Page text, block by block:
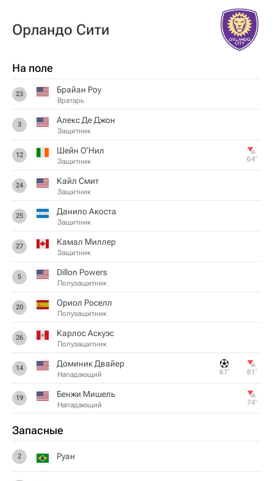
Орландо Сити
На поле
23 Брайан Роу
Вратарь
3 Алекс Де Джон
Защитник
12 Шейн О'Нил
Защитник 64‎’‎
24 Кайл Смит
Защитник
25 Данило Акоста
Защитник
27 Камал Миллер
Защитник
5 Dillon Powers
Полузащитник
20 Ориол Роселл
Полузащитник
26 Карлос Аскуэс
Полузащитник
14 Доминик Двайер
Нападающий 67‎’‎ 81‎’‎
19 Бенжи Мишель
Нападающий 74‎’‎
Запасные
2 Руан